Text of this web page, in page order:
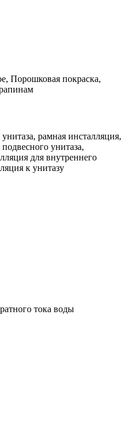
Порошковая покраска,
рамная инсталляция,
унитаза,
для внутреннего
к унитазу
тока воды